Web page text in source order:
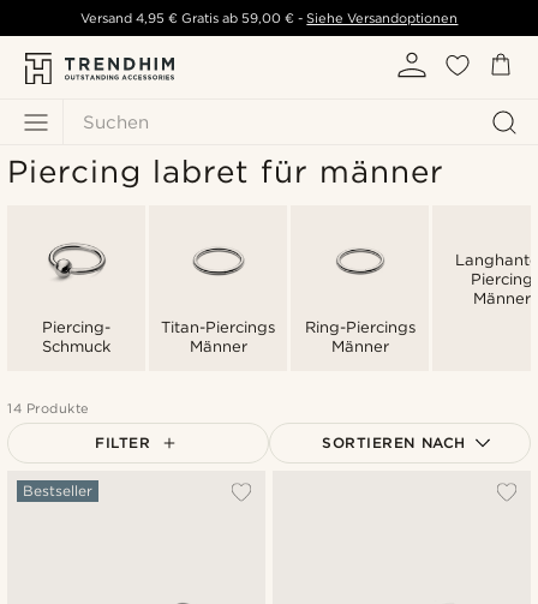
Suchen
Versand 4,95 € Gratis ab 59,00 € - Siehe Versandoptionen
Piercing labret für männer
Piercing-
Schmuck
Titan-Piercings
Männer
Ring-Piercings
Männer
Piercing
Männer
14 Produkte
FILTER SORTIEREN NACH
Bestseller